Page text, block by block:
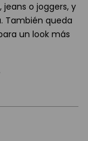
o joggers, y
También queda
un look más